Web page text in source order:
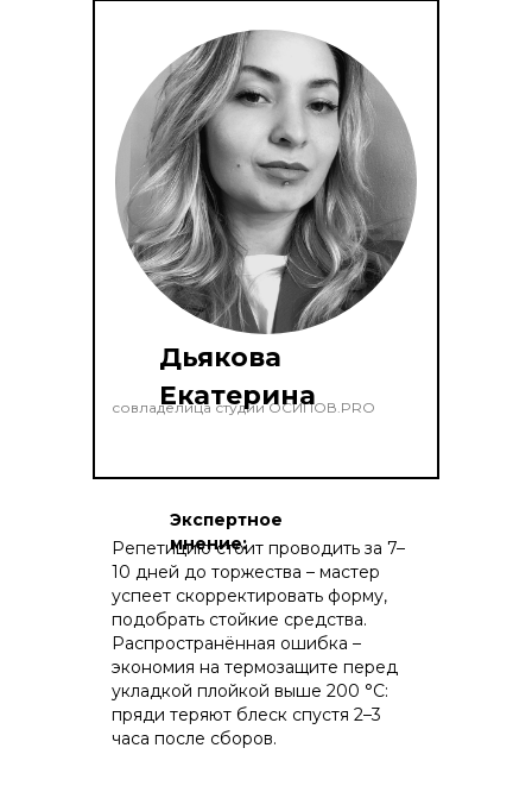
совладелица студии ОСИПОВ.PRO
Дьякова
Екатерина
Репетицию стоит проводить за 7–
10 дней до торжества – мастер
успеет скорректировать форму,
подобрать стойкие средства.
Распространённая ошибка –
экономия на термозащите перед
укладкой плойкой выше 200 °C:
пряди теряют блеск спустя 2–3
часа после сборов.
Экспертное
мнение: